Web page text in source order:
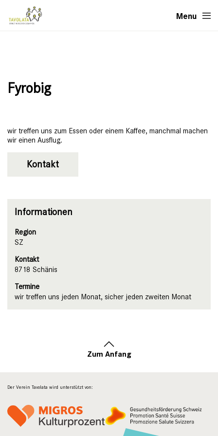
Menu
Fyrobig
wir treffen uns zum Essen oder einem Kaffee, manchmal machen
wir einen Ausflug.
Kontakt
Informationen
Region
SZ
Kontakt
8718 Schänis
Termine
wir treffen uns jeden Monat, sicher jeden zweiten Monat
Zum Anfang
Der Verein Tavolata wird unterstützt von: